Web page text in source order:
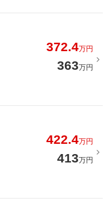
372.4万円
363万円
422.4万円
413万円